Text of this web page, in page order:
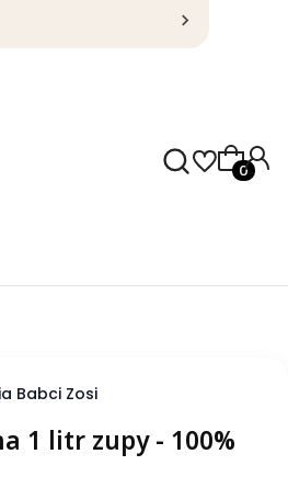
Babci Zosi
1 litr zupy - 100%